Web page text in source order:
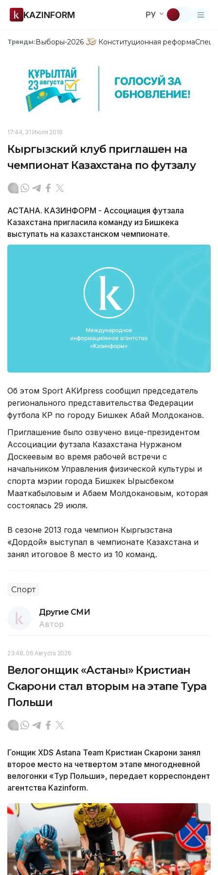
KAZINFORM РУ
Тренды:Выборы-2026 Конституционная реформа
17:44, 31 Июля 2016
Кыргызский клуб приглашен на
чемпионат Казахстана по футзалу
АСТАНА. КАЗИНФОРМ - Ассоциация футзала
Казахстана пригласила команду из Бишкека
выступать на казахстанском чемпионате.
Об этом Sport АКИpress сообщил председатель
регионального представительства Федерации
футбола КР по городу Бишкек Абай Молдоканов.
Приглашение было озвучено вице-президентом
Ассоциации футзала Казахстана Нуржаном
Доскеевым во время рабочей встречи с
начальником Управления физической культуры и
спорта мэрии города Бишкек Ырысбеком
Мааткабыловым и Абаем Молдокановым, которая
состоялась 29 июля.
В сезоне 2013 года чемпион Кыргызстана
«Дордой» выступал в чемпионате Казахстана и
занял итоговое 8 место из 10 команд.
Спорт
Другие СМИ
Автор
23:48, 06 Августа 2026
Велогонщик «Астаны» Кристиан
Скарони стал вторым на этапе Тура
Польши
Гонщик XDS Astana Team Кристиан Скарони занял
второе место на четвертом этапе многодневной
велогонки «Тур Польши», передает корреспондент
агентства Kazinform.